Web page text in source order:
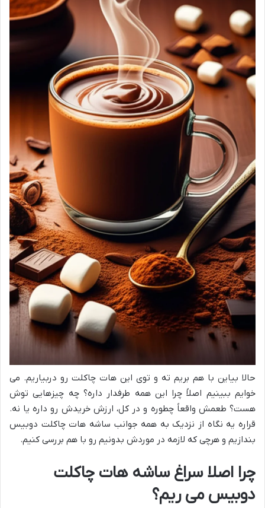
حالا بیاین با هم بریم ته و توی این هات چاکلت رو دربیاریم. می
خوایم ببینیم اصلاً چرا این همه طرفدار داره؟ چه چیزهایی توش
هست؟ طعمش واقعاً چطوره و در کل، ارزش خریدش رو داره یا نه.
قراره یه نگاه از نزدیک به همه جوانب ساشه هات چاکلت دوبیس
بندازیم و هرچی که لازمه در موردش بدونیم رو با هم بررسی کنیم.
چرا اصلا سراغ ساشه هات چاکلت
دوبیس می ریم؟